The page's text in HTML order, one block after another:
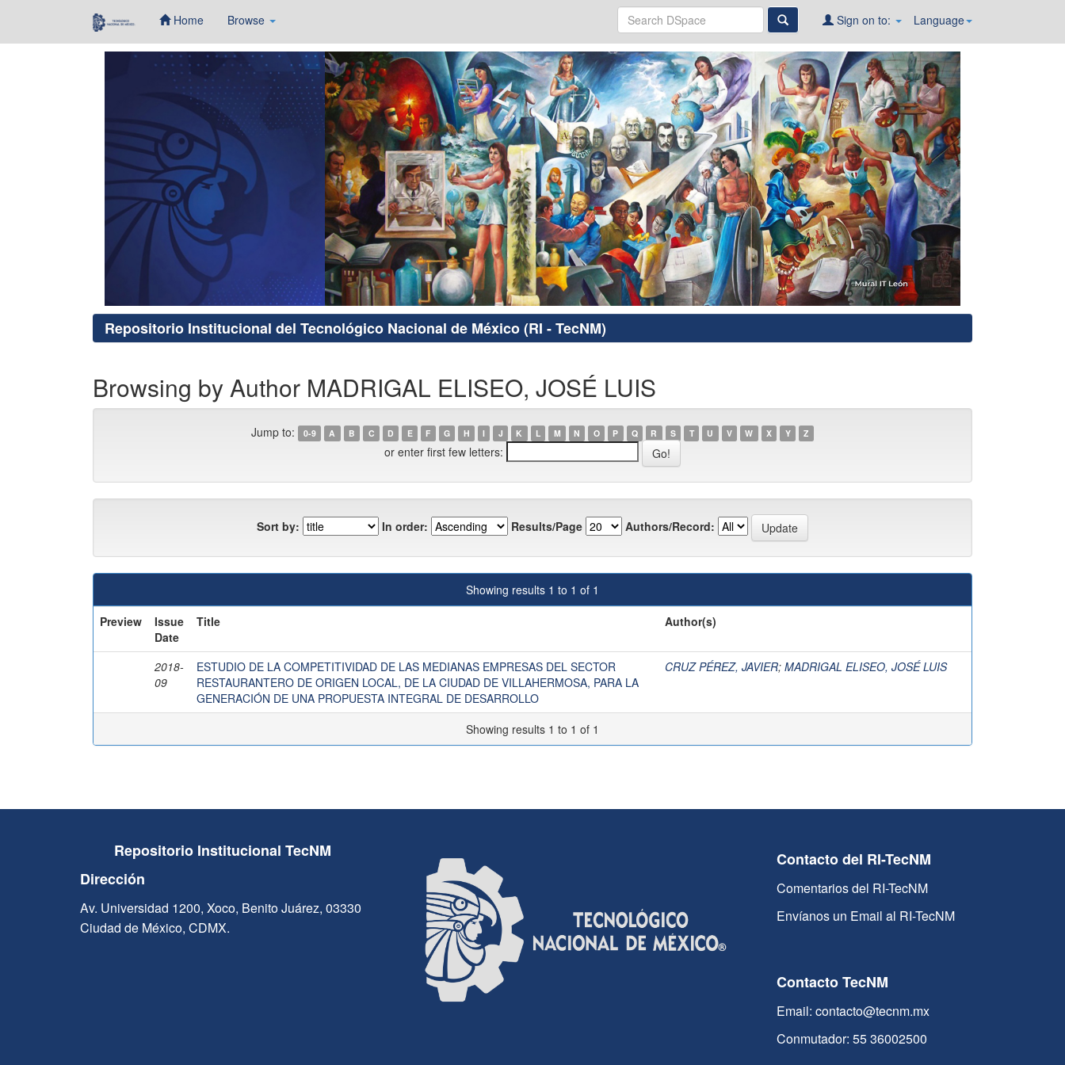
Home Browse Language
Sign on to:
Repositorio Institucional del Tecnológico Nacional de México (RI - TecNM)
Browsing by Author MADRIGAL ELISEO, JOSÉ LUIS
Jump to: 0-9 A B C D E F G H I J K L M N O P Q R S T U V W X Y Z
or enter first few letters:
Sort by: In order: Results/Page Authors/Record:
Showing results 1 to 1 of 1
Preview
Issue
Date
Title Author(s)
2018-
09
ESTUDIO DE LA COMPETITIVIDAD DE LAS MEDIANAS EMPRESAS DEL SECTOR
RESTAURANTERO DE ORIGEN LOCAL, DE LA CIUDAD DE VILLAHERMOSA, PARA LA
GENERACIÓN DE UNA PROPUESTA INTEGRAL DE DESARROLLO
CRUZ PÉREZ, JAVIER; MADRIGAL ELISEO, JOSÉ LUIS
Showing results 1 to 1 of 1
Repositorio Institucional TecNM
Dirección
Av. Universidad 1200, Xoco, Benito Juárez, 03330
Ciudad de México, CDMX.
Contacto del RI-TecNM
Comentarios del RI-TecNM
Envíanos un Email al RI-TecNM
Contacto TecNM
Email: contacto@tecnm.mx
Conmutador: 55 36002500